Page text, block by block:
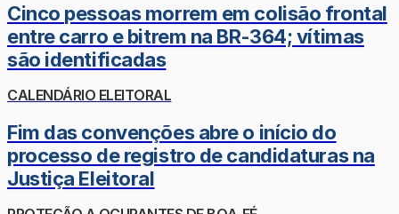
Cinco pessoas morrem em colisão frontal
entre carro e bitrem na BR-364; vítimas
são identificadas
CALENDÁRIO ELEITORAL
Fim das convenções abre o início do
processo de registro de candidaturas na
Justiça Eleitoral